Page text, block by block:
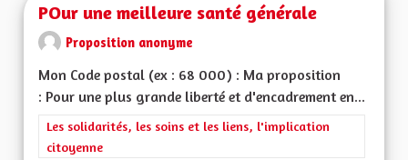
POur une meilleure santé générale
Proposition anonyme
Mon Code postal (ex : 68 000) : Ma proposition
: Pour une plus grande liberté et d'encadrement en...
Filtrer les résultats de la catégorie : Les solidarités, les soins
Les solidarités, les soins et les liens, l'implication
citoyenne